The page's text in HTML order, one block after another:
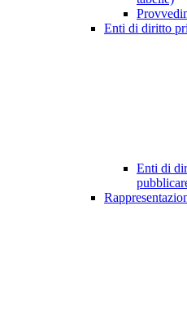
Enti di diritto
Enti di